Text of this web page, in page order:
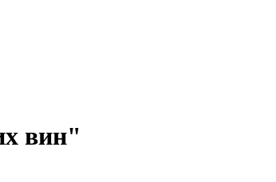
вин"